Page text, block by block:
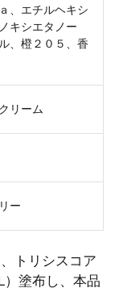
、エチルヘキシ
キシエタノー
、橙２０５、香
リーム
ー
トリシスコア
塗布し、本品